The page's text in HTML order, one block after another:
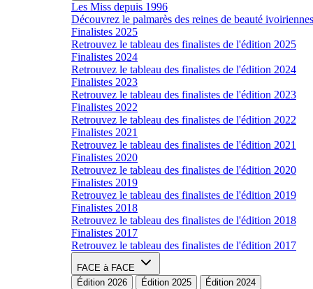
Les Miss depuis 1996
Découvrez le palmarès des reines de beauté ivoiriennes
Finalistes 2025
Retrouvez le tableau des finalistes de l'édition 2025
Finalistes 2024
Retrouvez le tableau des finalistes de l'édition 2024
Finalistes 2023
Retrouvez le tableau des finalistes de l'édition 2023
Finalistes 2022
Retrouvez le tableau des finalistes de l'édition 2022
Finalistes 2021
Retrouvez le tableau des finalistes de l'édition 2021
Finalistes 2020
Retrouvez le tableau des finalistes de l'édition 2020
Finalistes 2019
Retrouvez le tableau des finalistes de l'édition 2019
Finalistes 2018
Retrouvez le tableau des finalistes de l'édition 2018
Finalistes 2017
Retrouvez le tableau des finalistes de l'édition 2017
FACE à FACE
Édition 2026
Édition 2025 Édition 2024